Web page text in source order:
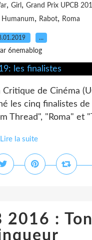
, Girl, Grand Prix UPCB
Humanum, Rabot, Roma
…
6nemablog
de Cinéma
les cinq finalistes
Thread", "Roma" et
Lire la suite
2016 :